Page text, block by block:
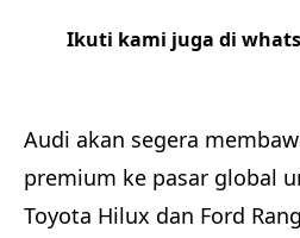
Ikuti kami juga di
Audi akan segera
premium ke pasar global
Toyota Hilux dan Ford